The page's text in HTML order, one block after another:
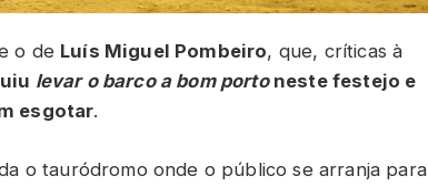
o de Luís Miguel Pombeiro, que, críticas à
levar o barco a bom portoneste festejo e
esgotar.
o tauródromo onde o público se arranja para